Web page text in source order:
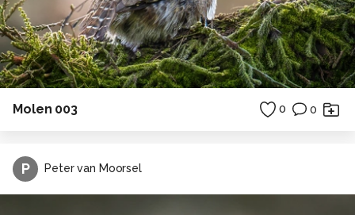
Molen 003 0 0
P Peter van Moorsel